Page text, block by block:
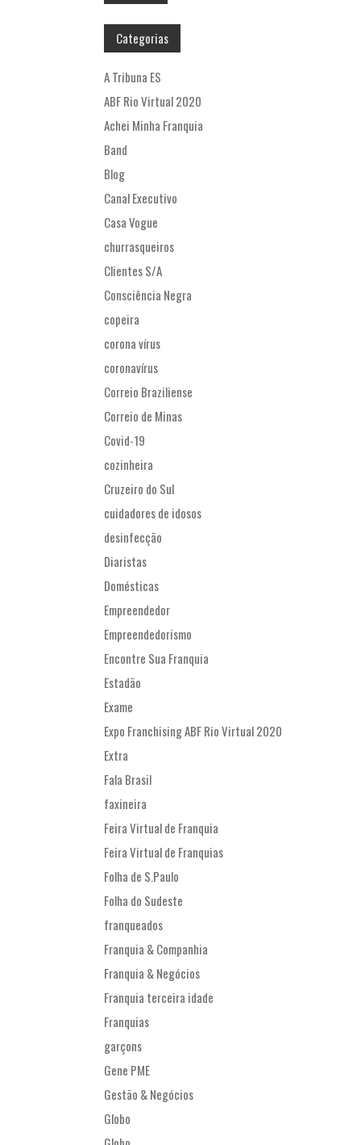
Categorias
A Tribuna ES
ABF Rio Virtual 2020
Achei Minha Franquia
Band
Blog
Canal Executivo
Casa Vogue
churrasqueiros
Clientes S/A
Consciência Negra
copeira
corona vírus
coronavírus
Correio Braziliense
Correio de Minas
Covid-19
cozinheira
Cruzeiro do Sul
cuidadores de idosos
desinfecção
Diaristas
Domésticas
Empreendedor
Empreendedorismo
Encontre Sua Franquia
Estadão
Exame
Expo Franchising ABF Rio Virtual 2020
Extra
Fala Brasil
faxineira
Feira Virtual de Franquia
Feira Virtual de Franquias
Folha de S.Paulo
Folha do Sudeste
franqueados
Franquia & Companhia
Franquia & Negócios
Franquia terceira idade
Franquias
garçons
Gene PME
Gestão & Negócios
Globo